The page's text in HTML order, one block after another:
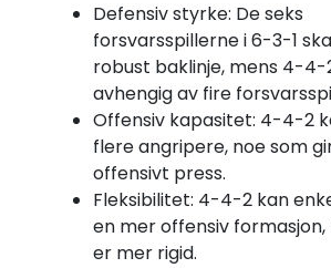
Defensiv styrke: De seks
forsvarsspillerne i 6-3-1
robust baklinje, mens 4-4-
avhengig av fire
Offensiv kapasitet: 4-4-2
flere angripere, noe som
offensivt press.
Fleksibilitet: 4-4-2 kan
en mer offensiv formasjon,
er mer rigid.